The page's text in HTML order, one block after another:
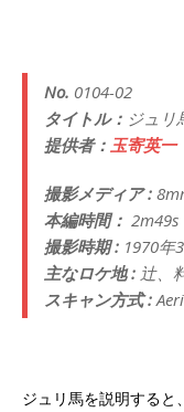
No. 0104-02
タイトル： ジュリ
提供者： 玉寄英一
撮影メディア :
本編時間： 2m49s
撮影時期 : 1970年
主なロケ地 : 辻、
スキャン方式 :
ジュリ馬を説明すると